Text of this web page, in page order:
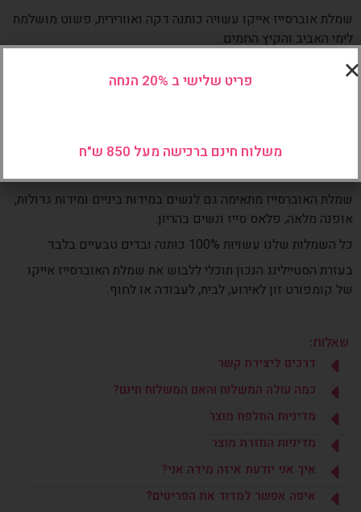
שמלת אוברסייז אייקו עשויה כותנה דקה ואוורירית, פשוט מושלמת
לימי האביב והקיץ החמים.
שמלת אוברסייז יפיפייה ונוחה, שמלה עם צווארון גבוה בשילוב
רוכסן כפול הנפתח מהחלק והעליון של השמלה ומהחלק התחתון,
שמלת האוברסייז איה'לה.
טווח מידות השמלה הינו סמול ועד שש אקסטרה לארג’
שמלת האוברסייז מתאימה גם לנשים במידות ביניים ומידות גדולות,
אופנה מלאה, פלאס סייז ונשים בהריון.
כל השמלות שלנו עשויות 100% כותנה ובדים טבעיים בלבד.
בעזרת הסטיילינג הנכון תוכלי ללבוש את שמלת האוברסייז אייקו
של קומפורט זון לאירוע, לבית, לעבודה או לחוף.
שאלות:
דרכים ליצירת קשר
כמה עולה המשלוח והאם המשלוח חינם?
מדיניות החלפת מוצר
מדיניות החזרת מוצר
איך אני יודעת איזה מידה אני?
איפה אפשר למדוד את הפריטים?
פריט שלישי ב 20% הנחה
משלוח חינם ברכישה מעל 850 ש"ח